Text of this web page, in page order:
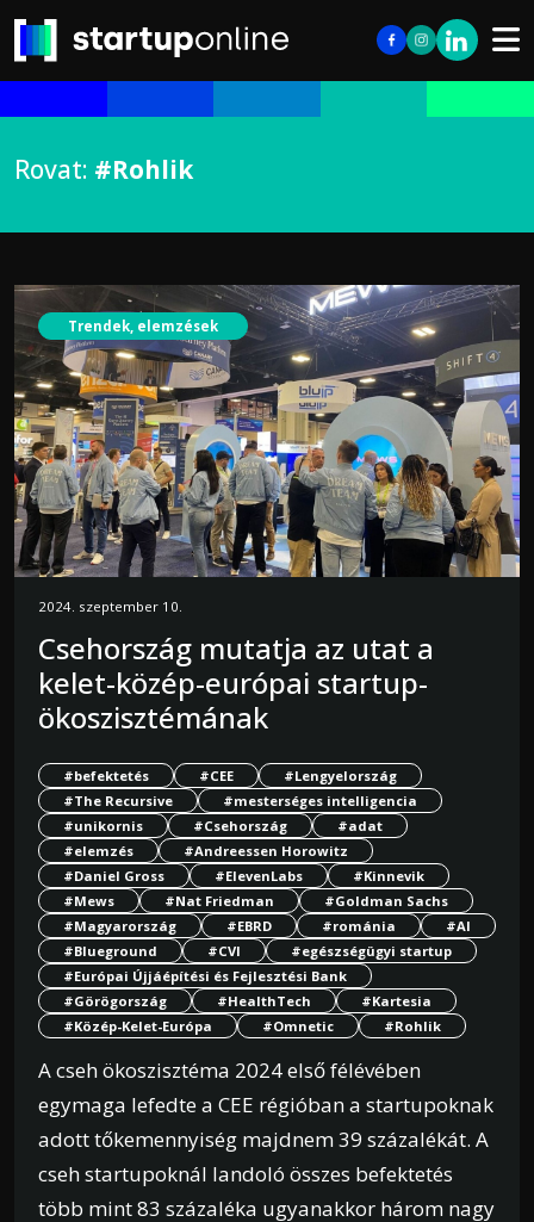
Rovat: #Rohlik
Trendek, elemzések
2024. szeptember 10.
Csehország mutatja az utat a
kelet-közép-európai startup-
ökoszisztémának
#befektetés #CEE
#Lengyelország
#The Recursive
#mesterséges intelligencia
#unikornis
#Csehország
#adat
#elemzés
#Andreessen Horowitz
#Daniel Gross
#ElevenLabs
#Kinnevik
#Mews
#Nat Friedman
#Goldman Sachs
#Magyarország
#EBRD #románia
#AI
#Blueground
#CVI
#egészségügyi startup
#Európai Újjáépítési és Fejlesztési Bank
#Görögország
#HealthTech
#Kartesia
#Közép-Kelet-Európa
#Omnetic #Rohlik
A cseh ökoszisztéma 2024 első félévében
egymaga lefedte a CEE régióban a startupoknak
adott tőkemennyiség majdnem 39 százalékát. A
cseh startupoknál landoló összes befektetés
több mint 83 százaléka ugyanakkor három nagy